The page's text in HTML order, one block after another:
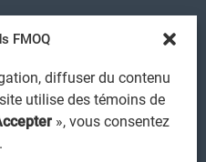
FMOQ
diffuser du contenu
utilise des témoins de
», vous consentez
PERSONNELS
PLAINTES